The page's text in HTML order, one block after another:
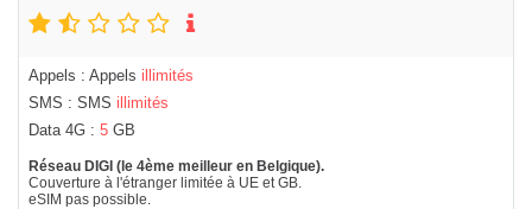
Appels : Appels illimités
SMS : SMS illimités
Data 4G : 5 GB
Réseau DIGI (le 4ème meilleur en Belgique).
Couverture à l'étranger limitée à UE et GB.
eSIM pas possible.